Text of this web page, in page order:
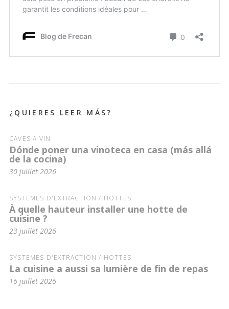
¿QUIERES LEER MÁS?
CAVES À VIN
Dónde poner una vinoteca en casa (más allá
de la cocina)
30 juillet 2026
SYSTÈMES D'EXTRACTION / HOTTES
À quelle hauteur installer une hotte de
cuisine ?
23 juillet 2026
SYSTÈMES D'EXTRACTION / HOTTES
La cuisine a aussi sa lumière de fin de repas
16 juillet 2026